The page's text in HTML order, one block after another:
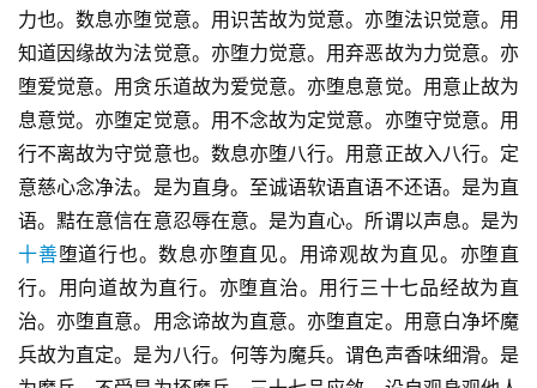
力也。数息亦堕觉意。用识苦故为觉意。亦堕法识觉意。用
知道因缘故为法觉意。亦堕力觉意。用弃恶故为力觉意。亦
堕爱觉意。用贪乐道故为爱觉意。亦堕息意觉。用意止故为
息意觉。亦堕定觉意。用不念故为定觉意。亦堕守觉意。用
行不离故为守觉意也。数息亦堕八行。用意正故入八行。定
意慈心念净法。是为直身。至诚语软语直语不还语。是为直
语。黠在意信在意忍辱在意。是为直心。所谓以声息。是为
十善堕道行也。数息亦堕直见。用谛观故为直见。亦堕直
行。用向道故为直行。亦堕直治。用行三十七品经故为直
治。亦堕直意。用念谛故为直意。亦堕直定。用意白净坏魔
兵故为直定。是为八行。何等为魔兵。谓色声香味细滑。是